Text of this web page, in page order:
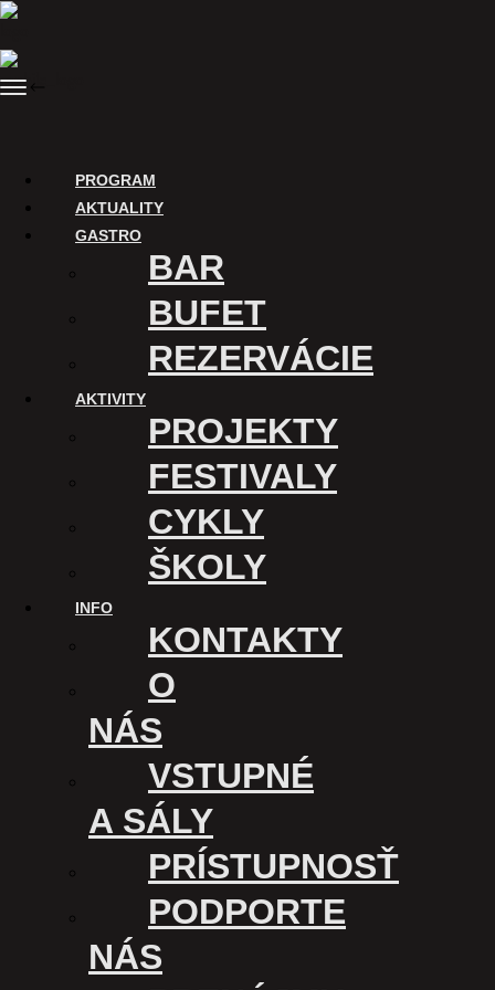
Preskočiť
obsah
Menu
PROGRAM
AKTUALITY
GASTRO
BAR
BUFET
REZERVÁCIE
AKTIVITY
PROJEKTY
FESTIVALY
CYKLY
ŠKOLY
INFO
KONTAKTY
O
NÁS
VSTUPNÉ
A SÁLY
PRÍSTUPNOSŤ
PODPORTE
NÁS
ĎAKUJEME
Digitalizáciu Kina Úsmev a
uvádzanie filmov v tomto kine
podporuje
KINO ÚSMEV
040 01 Košice